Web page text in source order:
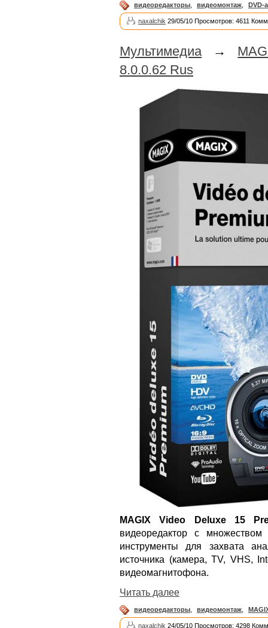
видеоредакторы видеомонтаж DVD-
naxalchik 29/05/10 Просмотров: 4611
Мультимедиа →
8.0.0.62 Rus
MAGIX Video Deluxe 15
видеоредактор с
инструменты для захвата
источника (камера, TV, VHS,
видеомагнитофона.
Читать далее
видеоредакторы видеомонтаж
naxalchik 24/05/10 Просмотров: 4298